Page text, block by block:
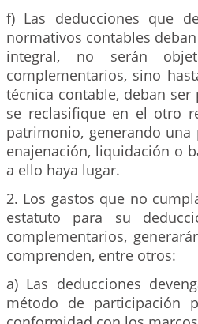
f) Las deducciones que
normativos contables
integral, no serán
complementarios, sino
técnica contable, deban
se reclasifique en el otro
patrimonio, generando
enajenación, liquidación o
a ello haya lugar.
2. Los gastos que no
estatuto para su
complementarios,
comprenden, entre otros:
a) Las deducciones
método de participación